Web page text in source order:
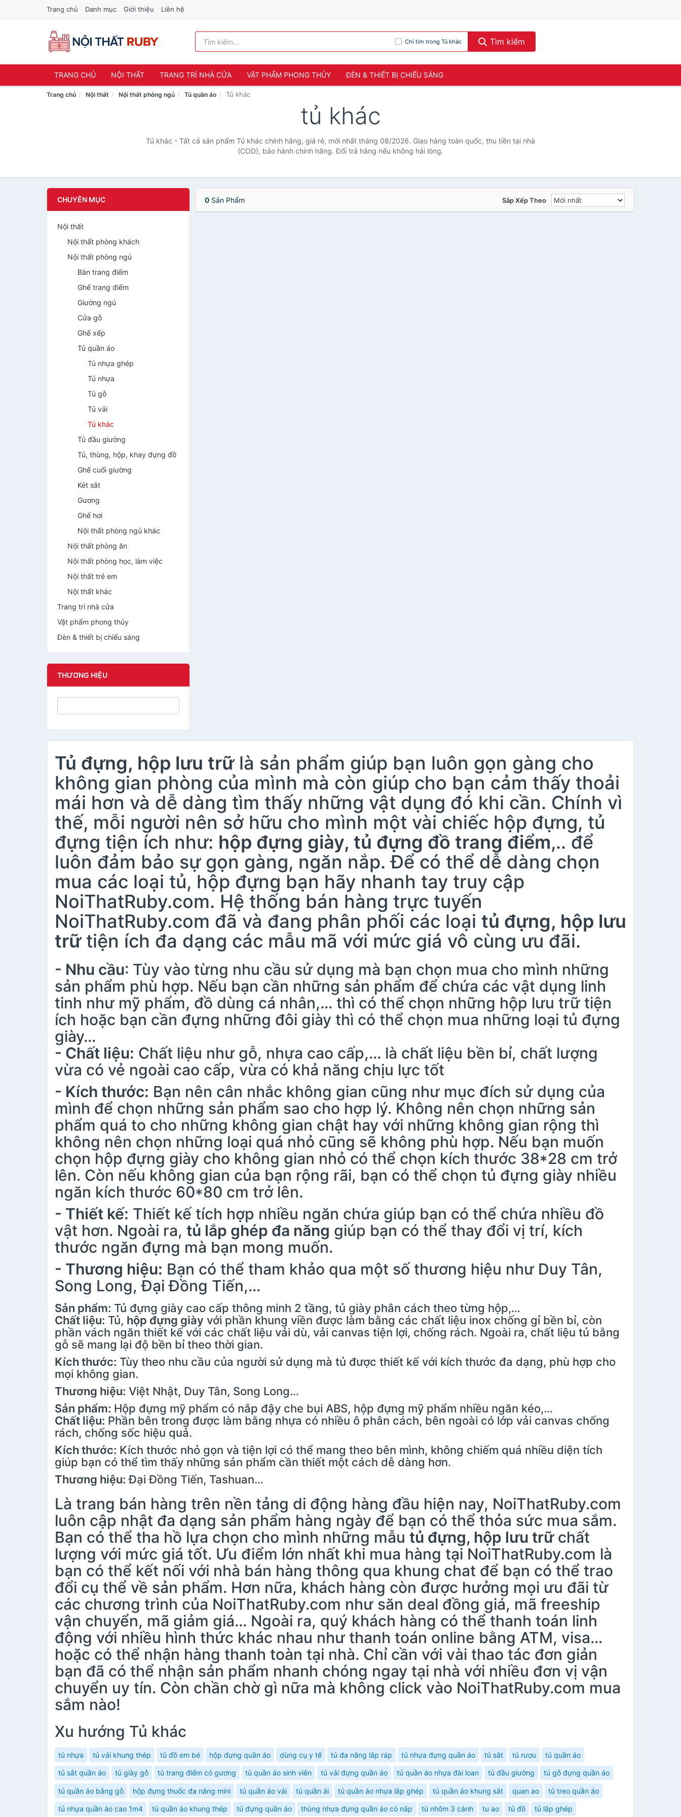
Trang chủ Danh mục Giới thiệu Liên hệ
Chỉ tìm trong Tủ khác Tìm kiếm
TRANG CHỦ NỘI THẤT TRANG TRÍ NHÀ CỬA VẬT PHẨM PHONG THỦY ĐÈN & THIẾT BỊ CHIẾU SÁNG
Trang chủ Nội thất Nội thất phòng ngủ Tủ quần áo Tủ khác
tủ khác
Tủ khác - Tất cả sản phẩm Tủ khác chính hãng, giá rẻ, mới nhất tháng 08/2026. Giao hàng toàn quốc, thu tiền tại nhà
(COD), bảo hành chính hãng. Đổi trả hàng nếu không hài lòng.
CHUYÊN MỤC
Nội thất
Nội thất phòng khách
Nội thất phòng ngủ
Bàn trang điểm
Ghế trang điểm
Giường ngủ
Cửa gỗ
Ghế xếp
Tủ quần áo
Tủ nhựa ghép
Tủ nhựa
Tủ gỗ
Tủ vải
Tủ khác
Tủ đầu giường
Tủ, thùng, hộp, khay đựng đồ
Ghế cuối giường
Két sắt
Gương
Ghế hơi
Nội thất phòng ngủ khác
Nội thất phòng ăn
Nội thất phòng học, làm việc
Nội thất trẻ em
Nội thất khác
Trang trí nhà cửa
Vật phẩm phong thủy
Đèn & thiết bị chiếu sáng
THƯƠNG HIỆU
0Sản Phẩm Sắp Xếp Theo
Tủ đựng, hộp lưu trữlà sản phẩm giúp bạn luôn gọn gàng cho
không gian phòng của mình mà còn giúp cho bạn cảm thấy thoải
mái hơn và dễ dàng tìm thấy những vật dụng đó khi cần. Chính vì
thế, mỗi người nên sở hữu cho mình một vài chiếc hộp đựng, tủ
đựng tiện ích như: hộp đựng giày, tủ đựng đồ trang điểm,.. để
luôn đảm bảo sự gọn gàng, ngăn nắp. Để có thể dễ dàng chọn
mua các loại tủ, hộp đựng bạn hãy nhanh tay truy cập
NoiThatRuby.com. Hệ thống bán hàng trực tuyến
NoiThatRuby.com đã và đang phân phối các loại tủ đựng, hộp lưu
trữtiện ích đa dạng các mẫu mã với mức giá vô cùng ưu đãi.
- Nhu cầu: Tùy vào từng nhu cầu sử dụng mà bạn chọn mua cho mình những
sản phẩm phù hợp. Nếu bạn cần những sản phẩm để chứa các vật dụng linh
tinh như mỹ phẩm, đồ dùng cá nhân,… thì có thể chọn những hộp lưu trữ tiện
ích hoặc bạn cần đựng những đôi giày thì có thể chọn mua những loại tủ đựng
giày…
- Chất liệu: Chất liệu như gỗ, nhựa cao cấp,… là chất liệu bền bỉ, chất lượng
vừa có vẻ ngoài cao cấp, vừa có khả năng chịu lực tốt
- Kích thước: Bạn nên cân nhắc không gian cũng như mục đích sử dụng của
mình để chọn những sản phẩm sao cho hợp lý. Không nên chọn những sản
phẩm quá to cho những không gian chật hay với những không gian rộng thì
không nên chọn những loại quá nhỏ cũng sẽ không phù hợp. Nếu bạn muốn
chọn hộp đựng giày cho không gian nhỏ có thể chọn kích thước 38*28 cm trở
lên. Còn nếu không gian của bạn rộng rãi, bạn có thể chọn tủ đựng giày nhiều
ngăn kích thước 60*80 cm trở lên.
- Thiết kế: Thiết kế tích hợp nhiều ngăn chứa giúp bạn có thể chứa nhiều đồ
vật hơn. Ngoài ra, tủ lắp ghép đa năng giúp bạn có thể thay đổi vị trí, kích
thước ngăn đựng mà bạn mong muốn.
- Thương hiệu: Bạn có thể tham khảo qua một số thương hiệu như Duy Tân,
Song Long, Đại Đồng Tiến,…
Sản phẩm: Tủ đựng giày cao cấp thông minh 2 tầng, tủ giày phân cách theo từng hộp,…
Chất liệu: Tủ, hộp đựng giày với phần khung viền được làm bằng các chất liệu inox chống gỉ bền bỉ, còn
phần vách ngăn thiết kế với các chất liệu vải dù, vải canvas tiện lợi, chống rách. Ngoài ra, chất liệu tủ bằng
gỗ sẽ mang lại độ bền bỉ theo thời gian.
Kích thước: Tùy theo nhu cầu của người sử dụng mà tủ được thiết kế với kích thước đa dạng, phù hợp cho
mọi không gian.
Thương hiệu: Việt Nhật, Duy Tân, Song Long…
Sản phẩm: Hộp đựng mỹ phẩm có nắp đậy che bụi ABS, hộp đựng mỹ phẩm nhiều ngăn kéo,…
Chất liệu: Phần bên trong được làm bằng nhựa có nhiều ô phân cách, bên ngoài có lớp vải canvas chống
rách, chống sốc hiệu quả.
Kích thước: Kích thước nhỏ gọn và tiện lợi có thể mang theo bên mình, không chiếm quá nhiều diện tích
giúp bạn có thể tìm thấy những sản phẩm cần thiết một cách dễ dàng hơn.
Thương hiệu: Đại Đồng Tiến, Tashuan…
Là trang bán hàng trên nền tảng di động hàng đầu hiện nay, NoiThatRuby.com
luôn cập nhật đa dạng sản phẩm hàng ngày để bạn có thể thỏa sức mua sắm.
Bạn có thể tha hồ lựa chọn cho mình những mẫu tủ đựng, hộp lưu trữchất
lượng với mức giá tốt. Ưu điểm lớn nhất khi mua hàng tại NoiThatRuby.com là
bạn có thể kết nối với nhà bán hàng thông qua khung chat để bạn có thể trao
đổi cụ thể về sản phẩm. Hơn nữa, khách hàng còn được hưởng mọi ưu đãi từ
các chương trình của NoiThatRuby.com như săn deal đồng giá, mã freeship
vận chuyển, mã giảm giá… Ngoài ra, quý khách hàng có thể thanh toán linh
động với nhiều hình thức khác nhau như thanh toán online bằng ATM, visa…
hoặc có thể nhận hàng thanh toàn tại nhà. Chỉ cần với vài thao tác đơn giản
bạn đã có thể nhận sản phẩm nhanh chóng ngay tại nhà với nhiều đơn vị vận
chuyển uy tín. Còn chần chờ gì nữa mà không click vào NoiThatRuby.com mua
sắm nào!
Xu hướng Tủ khác
tủ nhựa tủ vải khung thép tủ đồ em bé hộp đựng quần áo dùng cụ y tế tủ đa năng lắp ráp tủ nhựa đựng quần áo tủ sắt tủ rượu tủ quần áo
tủ sắt quần áo tủ giày gỗ tủ trang điểm có gương tủ quần áo sinh viên tủ vải đựng quần áo tủ quần áo nhựa đài loan tủ đầu giường tủ gỗ đựng quần áo
tủ quần áo bằng gỗ hộp đựng thuốc đa năng mini tủ quần áo vải tủ quần ái tủ quần áo nhựa lắp ghép tủ quần áo khung sắt quan ao tủ treo quần áo
tủ nhựa quần áo cao 1m4 tủ quần áo khung thép tủ đựng quần áo thùng nhựa đựng quần áo có nắp tủ nhôm 3 cánh tu ao tủ đồ tủ lắp ghép